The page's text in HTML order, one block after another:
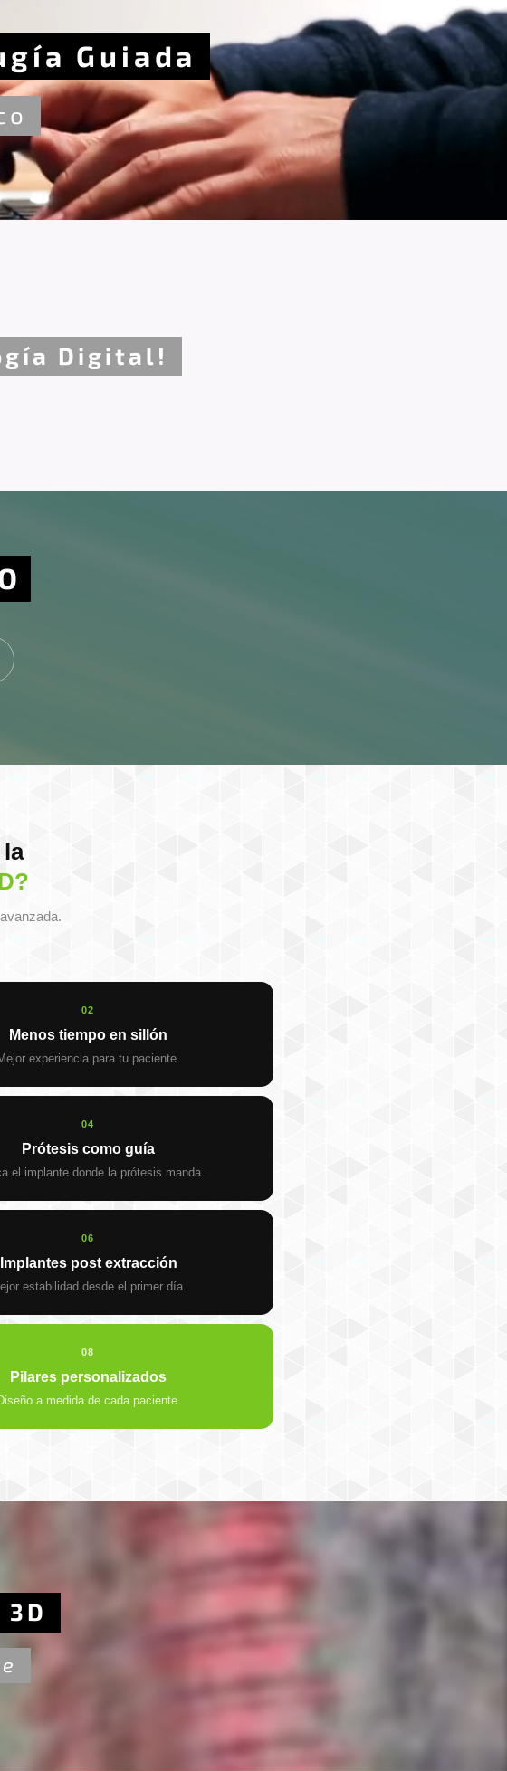
Guiada
Digital!
02
Menos tiempo en sillón
experiencia para tu paciente.
04
Prótesis como guía
el implante donde la prótesis manda.
06
Implantes post extracción
estabilidad desde el primer día.
08
Pilares personalizados
a medida de cada paciente.
3D